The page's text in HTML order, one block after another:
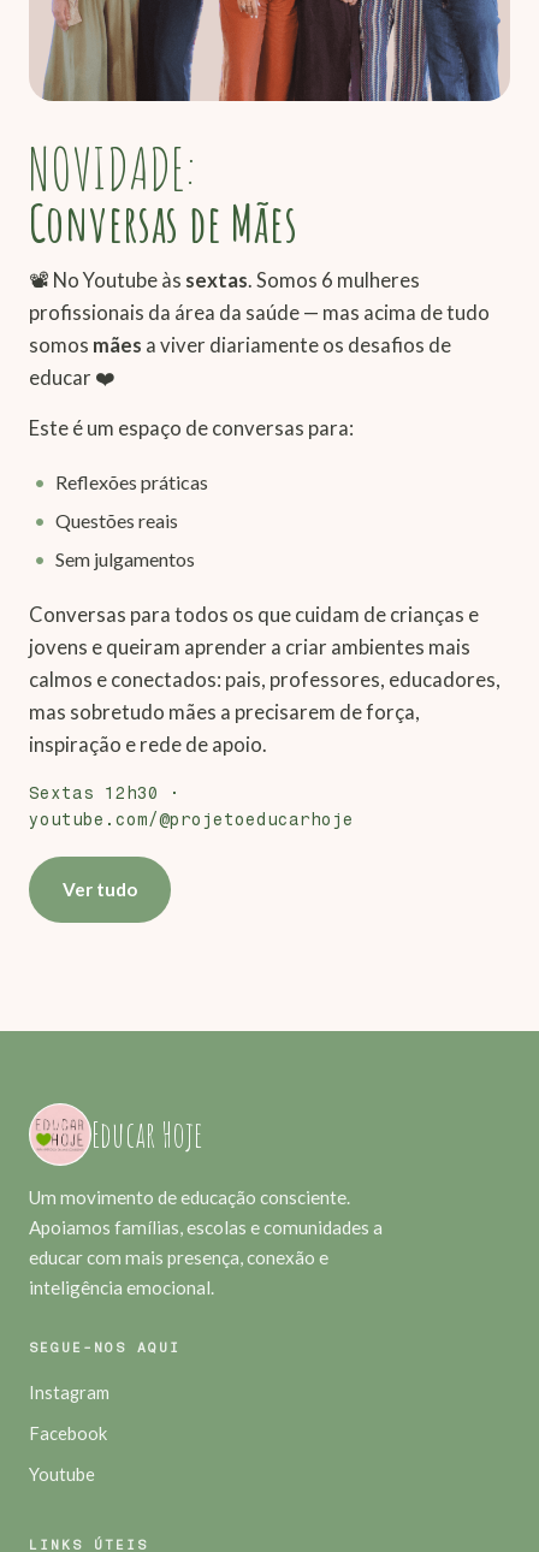
NOVIDADE:
Conversas de Mães
📽️ No Youtube às sextas. Somos 6 mulheres
profissionais da área da saúde — mas acima de tudo
somos mães a viver diariamente os desafios de
educar ❤️
Este é um espaço de conversas para:
Reflexões práticas
Questões reais
Sem julgamentos
Conversas para todos os que cuidam de crianças e
jovens e queiram aprender a criar ambientes mais
calmos e conectados: pais, professores, educadores,
mas sobretudo mães a precisarem de força,
inspiração e rede de apoio.
Sextas 12h30 ·
youtube.com/@projetoeducarhoje
Ver tudo
Educar Hoje
Um movimento de educação consciente.
Apoiamos famílias, escolas e comunidades a
educar com mais presença, conexão e
inteligência emocional.
SEGUE-NOS AQUI
Instagram
Facebook
Youtube
LINKS ÚTEIS